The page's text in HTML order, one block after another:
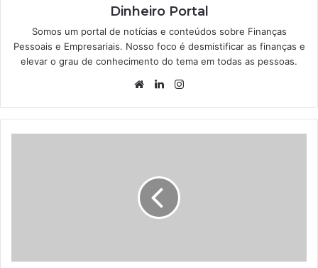
Dinheiro Portal
Somos um portal de notícias e conteúdos sobre Finanças
Pessoais e Empresariais. Nosso foco é desmistificar as finanças e
elevar o grau de conhecimento do tema em todas as pessoas.
WebsiteLinkedin